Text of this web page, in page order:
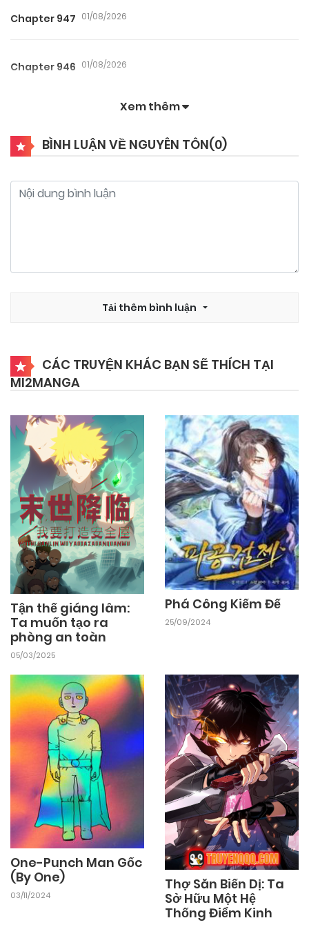
Chapter 947 01/08/2026
Chapter 946 01/08/2026
01/08/2026
01/08/2026
Chapter 940
Chapter 938 01/08/2026
Chapter 937 01/08/2026
Chapter 936 01/08/2026
Chapter 935 01/08/2026
Chapter 934 01/08/2026
Chapter 933 01/08/2026
Chapter 932 01/08/2026
Chapter 931 01/08/2026
Chapter 930 01/08/2026
Chapter 929
Xem thêm
BÌNH LUẬN VỀ NGUYÊN TÔN(0)
Tải thêm bình luận
CÁC TRUYỆN KHÁC BẠN SẼ THÍCH TẠI
MI2MANGA
Tận thế giáng lâm:
Ta muốn tạo ra
phòng an toàn
05/03/2025
Phá Công Kiếm Đế
25/09/2024
One-Punch Man Gốc
(By One)
03/11/2024
Thợ Săn Biến Dị: Ta
Sở Hữu Một Hệ
Thống Điểm Kinh